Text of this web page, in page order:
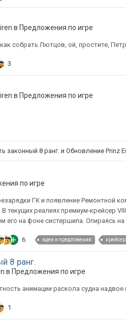
в Предложения по игре
собрать Лютцов, ой, простите,
3
в Предложения по игре
законный 8 ранг. иОбновление Prinz
по игре
ГК и появление Ремонтной
текущих реалиях премиум-крейсер
на фоне систершипа. Опираясь на
6 идеи и предложения
8 ранг.
в Предложения по игре
анимации раскола судна надвое
1